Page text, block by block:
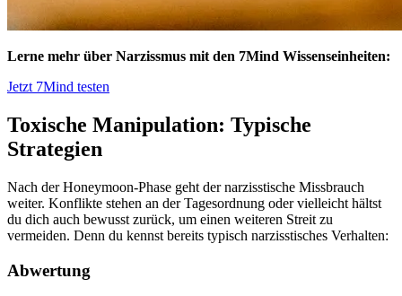
Lerne mehr über Narzissmus mit den 7Mind Wissenseinheiten:
Jetzt 7Mind testen
Toxische Manipulation: Typische
Strategien
Nach der Honeymoon-Phase geht der narzisstische Missbrauch
weiter. Konflikte stehen an der Tagesordnung oder vielleicht hältst
du dich auch bewusst zurück, um einen weiteren Streit zu
vermeiden. Denn du kennst bereits typisch narzisstisches Verhalten:
Abwertung